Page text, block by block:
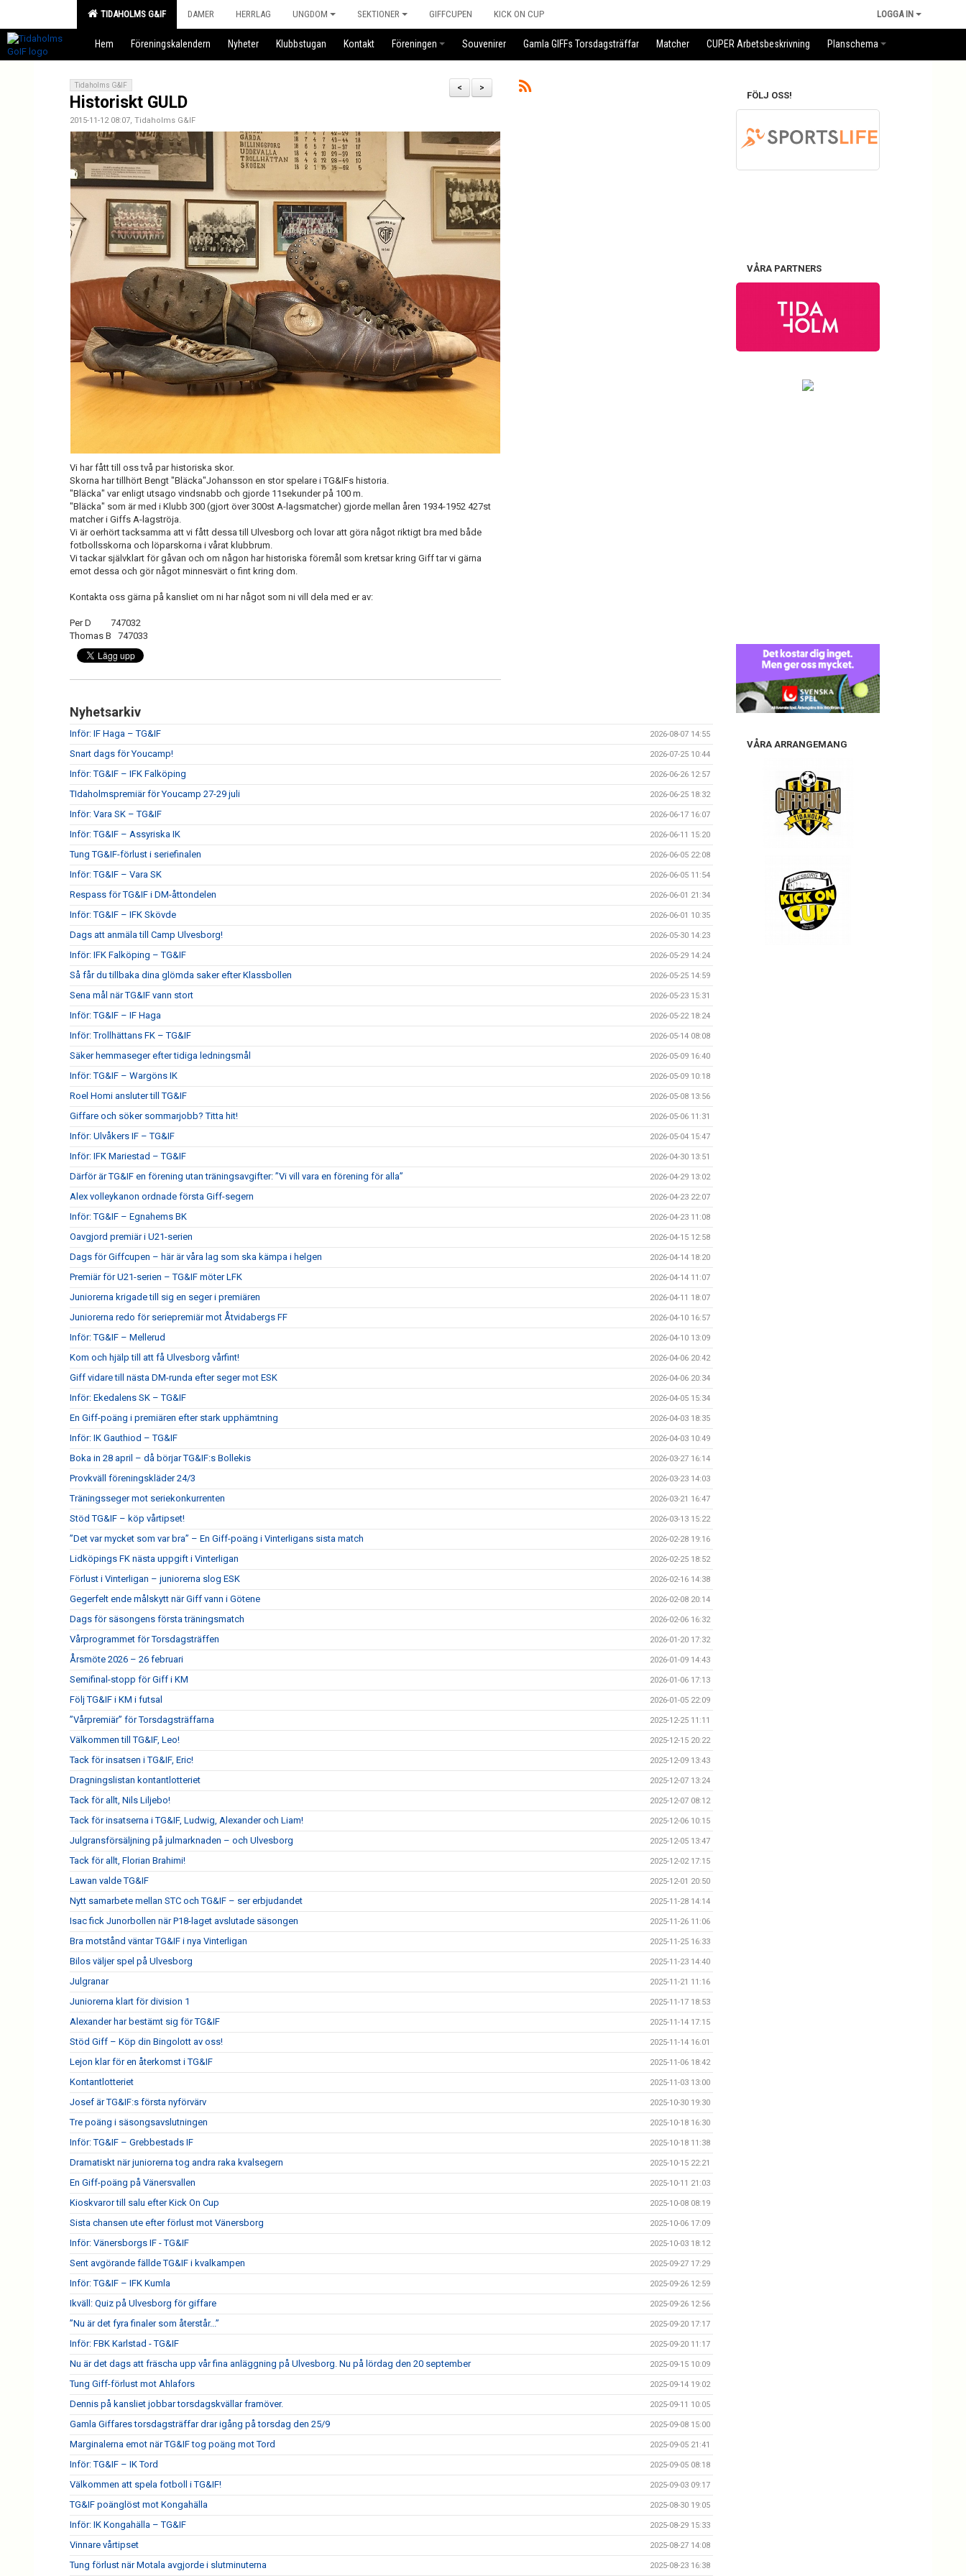
TIDAHOLMS G&IF DAMER HERRLAG UNGDOM SEKTIONER GIFFCUPEN KICK ON CUP LOGGA IN
Hem Föreningskalendern Nyheter Klubbstugan Kontakt Föreningen Souvenirer Gamla GIFFs Torsdagsträffar Matcher CUPER Arbetsbeskrivning Planschema
>
<
Tidaholms G&IF
Historiskt GULD
2015-11-12 08:07, Tidaholms G&IF
Vi har fått till oss två par historiska skor.
Skorna har tillhört Bengt "Bläcka"Johansson en stor spelare i TG&IFs historia.
"Bläcka" var enligt utsago vindsnabb och gjorde 11sekunder på 100 m.
"Bläcka" som är med i Klubb 300 (gjort över 300st A-lagsmatcher) gjorde mellan åren 1934-1952 427st
matcher i Giffs A-lagströja.
Vi är oerhört tacksamma att vi fått dessa till Ulvesborg och lovar att göra något riktigt bra med både
fotbollsskorna och löparskorna i vårat klubbrum.
Vi tackar självklart för gåvan och om någon har historiska föremål som kretsar kring Giff tar vi gärna
emot dessa och gör något minnesvärt o fint kring dom.
Kontakta oss gärna på kansliet om ni har något som ni vill dela med er av:
Per D 747032
Thomas B 747033
Nyhetsarkiv
Inför: IF Haga – TG&IF 2026-08-07 14:55
Snart dags för Youcamp! 2026-07-25 10:44
Inför: TG&IF – IFK Falköping 2026-06-26 12:57
TIdaholmspremiär för Youcamp 27-29 juli 2026-06-25 18:32
Inför: Vara SK – TG&IF 2026-06-17 16:07
Inför: TG&IF – Assyriska IK 2026-06-11 15:20
Tung TG&IF-förlust i seriefinalen 2026-06-05 22:08
Inför: TG&IF – Vara SK 2026-06-05 11:54
Respass för TG&IF i DM-åttondelen 2026-06-01 21:34
Inför: TG&IF – IFK Skövde 2026-06-01 10:35
Dags att anmäla till Camp Ulvesborg! 2026-05-30 14:23
Inför: IFK Falköping – TG&IF 2026-05-29 14:24
Så får du tillbaka dina glömda saker efter Klassbollen 2026-05-25 14:59
Sena mål när TG&IF vann stort 2026-05-23 15:31
Inför: TG&IF – IF Haga 2026-05-22 18:24
Inför: Trollhättans FK – TG&IF 2026-05-14 08:08
Säker hemmaseger efter tidiga ledningsmål 2026-05-09 16:40
Inför: TG&IF – Wargöns IK 2026-05-09 10:18
Roel Homi ansluter till TG&IF 2026-05-08 13:56
Giffare och söker sommarjobb? Titta hit! 2026-05-06 11:31
Inför: Ulvåkers IF – TG&IF 2026-05-04 15:47
Inför: IFK Mariestad – TG&IF 2026-04-30 13:51
Därför är TG&IF en förening utan träningsavgifter: ”Vi vill vara en förening för alla” 2026-04-29 13:02
Alex volleykanon ordnade första Giff-segern 2026-04-23 22:07
Inför: TG&IF – Egnahems BK 2026-04-23 11:08
Oavgjord premiär i U21-serien 2026-04-15 12:58
Dags för Giffcupen – här är våra lag som ska kämpa i helgen 2026-04-14 18:20
Premiär för U21-serien – TG&IF möter LFK 2026-04-14 11:07
Juniorerna krigade till sig en seger i premiären 2026-04-11 18:07
Juniorerna redo för seriepremiär mot Åtvidabergs FF 2026-04-10 16:57
Inför: TG&IF – Mellerud 2026-04-10 13:09
Kom och hjälp till att få Ulvesborg vårfint! 2026-04-06 20:42
Giff vidare till nästa DM-runda efter seger mot ESK 2026-04-06 20:34
Inför: Ekedalens SK – TG&IF 2026-04-05 15:34
En Giff-poäng i premiären efter stark upphämtning 2026-04-03 18:35
Inför: IK Gauthiod – TG&IF 2026-04-03 10:49
Boka in 28 april – då börjar TG&IF:s Bollekis 2026-03-27 16:14
Provkväll föreningskläder 24/3 2026-03-23 14:03
Träningsseger mot seriekonkurrenten 2026-03-21 16:47
Stöd TG&IF – köp vårtipset! 2026-03-13 15:22
”Det var mycket som var bra” – En Giff-poäng i Vinterligans sista match 2026-02-28 19:16
Lidköpings FK nästa uppgift i Vinterligan 2026-02-25 18:52
Förlust i Vinterligan – juniorerna slog ESK 2026-02-16 14:38
Gegerfelt ende målskytt när Giff vann i Götene 2026-02-08 20:14
Dags för säsongens första träningsmatch 2026-02-06 16:32
Vårprogrammet för Torsdagsträffen 2026-01-20 17:32
Årsmöte 2026 – 26 februari 2026-01-09 14:43
Semifinal-stopp för Giff i KM 2026-01-06 17:13
Följ TG&IF i KM i futsal 2026-01-05 22:09
”Vårpremiär” för Torsdagsträffarna 2025-12-25 11:11
Välkommen till TG&IF, Leo! 2025-12-15 20:22
Tack för insatsen i TG&IF, Eric! 2025-12-09 13:43
Dragningslistan kontantlotteriet 2025-12-07 13:24
Tack för allt, Nils Liljebo! 2025-12-07 08:12
Tack för insatserna i TG&IF, Ludwig, Alexander och Liam! 2025-12-06 10:15
Julgransförsäljning på julmarknaden – och Ulvesborg 2025-12-05 13:47
Tack för allt, Florian Brahimi! 2025-12-02 17:15
Lawan valde TG&IF 2025-12-01 20:50
Nytt samarbete mellan STC och TG&IF – ser erbjudandet 2025-11-28 14:14
Isac fick Junorbollen när P18-laget avslutade säsongen 2025-11-26 11:06
Bra motstånd väntar TG&IF i nya Vinterligan 2025-11-25 16:33
Bilos väljer spel på Ulvesborg 2025-11-23 14:40
Julgranar 2025-11-21 11:16
Juniorerna klart för division 1 2025-11-17 18:53
Alexander har bestämt sig för TG&IF 2025-11-14 17:15
Stöd Giff – Köp din Bingolott av oss! 2025-11-14 16:01
Lejon klar för en återkomst i TG&IF 2025-11-06 18:42
Kontantlotteriet 2025-11-03 13:00
Josef är TG&IF:s första nyförvärv 2025-10-30 19:30
Tre poäng i säsongsavslutningen 2025-10-18 16:30
Inför: TG&IF – Grebbestads IF 2025-10-18 11:38
Dramatiskt när juniorerna tog andra raka kvalsegern 2025-10-15 22:21
En Giff-poäng på Vänersvallen 2025-10-11 21:03
Kioskvaror till salu efter Kick On Cup 2025-10-08 08:19
Sista chansen ute efter förlust mot Vänersborg 2025-10-06 17:09
Inför: Vänersborgs IF - TG&IF 2025-10-03 18:12
Sent avgörande fällde TG&IF i kvalkampen 2025-09-27 17:29
Inför: TG&IF – IFK Kumla 2025-09-26 12:59
Ikväll: Quiz på Ulvesborg för giffare 2025-09-26 12:56
”Nu är det fyra finaler som återstår...” 2025-09-20 17:17
Inför: FBK Karlstad - TG&IF 2025-09-20 11:17
Nu är det dags att fräscha upp vår fina anläggning på Ulvesborg. Nu på lördag den 20 september 2025-09-15 10:09
Tung Giff-förlust mot Ahlafors 2025-09-14 19:02
Dennis på kansliet jobbar torsdagskvällar framöver. 2025-09-11 10:05
Gamla Giffares torsdagsträffar drar igång på torsdag den 25/9 2025-09-08 15:00
Marginalerna emot när TG&IF tog poäng mot Tord 2025-09-05 21:41
Inför: TG&IF – IK Tord 2025-09-05 08:18
Välkommen att spela fotboll i TG&IF! 2025-09-03 09:17
TG&IF poänglöst mot Kongahälla 2025-08-30 19:05
Inför: IK Kongahälla – TG&IF 2025-08-29 15:33
Vinnare vårtipset 2025-08-27 14:08
Tung förlust när Motala avgjorde i slutminuterna 2025-08-23 16:38
FÖLJ OSS!
VÅRA PARTNERS
VÅRA ARRANGEMANG